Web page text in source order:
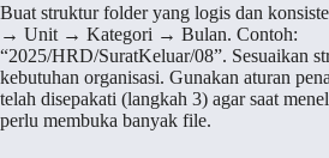
Buat struktur folder yang logis dan
→ Unit → Kategori → Bulan. Contoh:
“2025/HRD/SuratKeluar/08”. Sesuaikan
kebutuhan organisasi. Gunakan aturan
telah disepakati (langkah 3) agar saat
perlu membuka banyak file.